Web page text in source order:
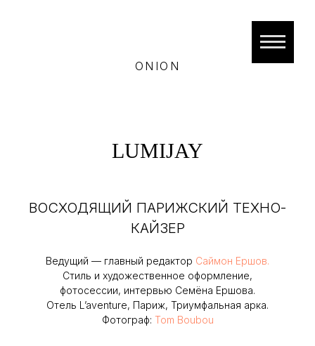
ONION
LUMIJAY
ВОСХОДЯЩИЙ ПАРИЖСКИЙ ТЕХНО-
КАЙЗЕР
Ведущий — главный редактор Саймон Ершов.
Стиль и художественное оформление,
фотосессии, интервью Семёна Ершова.
Отель L’aventure, Париж, Триумфальная арка.
Фотограф: Tom Boubou